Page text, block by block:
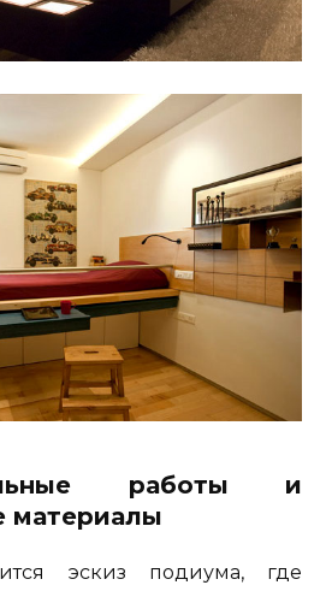
работы и
материалы
эскиз подиума, где